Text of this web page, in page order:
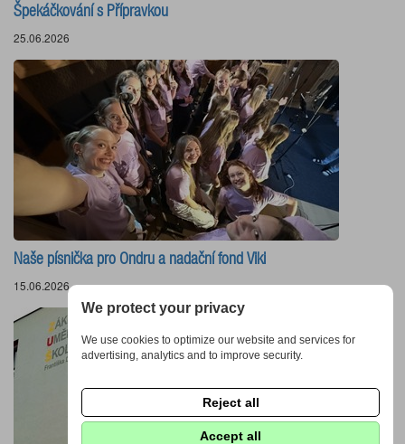
Špekáčkování s Přípravkou
25.06.2026
Naše písnička pro Ondru a nadační fond Viki
15.06.2026
We protect your privacy
We use cookies to optimize our website and services for
advertising, analytics and to improve security.
Reject all
Accept all